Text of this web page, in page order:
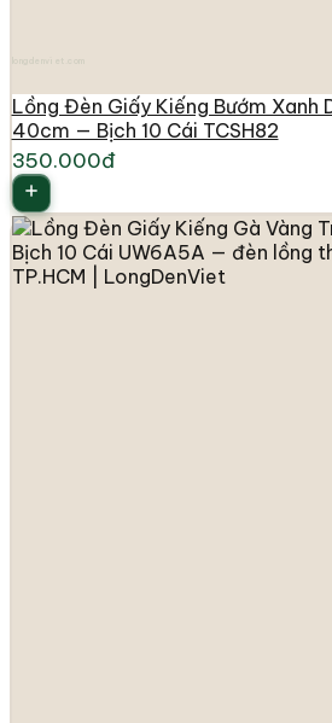
Lồng Đèn Giấy Kiếng Bướm Xanh
40cm — Bịch 10 Cái TCSH82
350.000đ